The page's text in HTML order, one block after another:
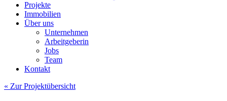
Projekte
Immobilien
Über uns
Unternehmen
Arbeitgeberin
Jobs
Team
Kontakt
« Zur Projektübersicht